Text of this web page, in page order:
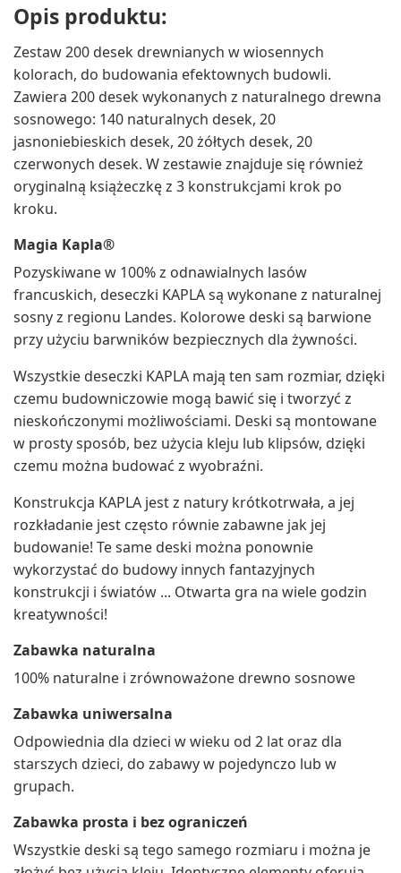
Opis produktu:
Zestaw 200 desek drewnianych w wiosennych
kolorach, do budowania efektownych budowli.
Zawiera 200 desek wykonanych z naturalnego drewna
sosnowego: 140 naturalnych desek, 20
jasnoniebieskich desek, 20 żółtych desek, 20
czerwonych desek. W zestawie znajduje się również
oryginalną książeczkę z 3 konstrukcjami krok po
kroku.
Magia Kapla®
Pozyskiwane w 100% z odnawialnych lasów
francuskich, deseczki KAPLA są wykonane z naturalnej
sosny z regionu Landes. Kolorowe deski są barwione
przy użyciu barwników bezpiecznych dla żywności.
Wszystkie deseczki KAPLA mają ten sam rozmiar, dzięki
czemu budowniczowie mogą bawić się i tworzyć z
nieskończonymi możliwościami. Deski są montowane
w prosty sposób, bez użycia kleju lub klipsów, dzięki
czemu można budować z wyobraźni.
Konstrukcja KAPLA jest z natury krótkotrwała, a jej
rozkładanie jest często równie zabawne jak jej
budowanie! Te same deski można ponownie
wykorzystać do budowy innych fantazyjnych
konstrukcji i światów ... Otwarta gra na wiele godzin
kreatywności!
Zabawka naturalna
100% naturalne i zrównoważone drewno sosnowe
Zabawka uniwersalna
Odpowiednia dla dzieci w wieku od 2 lat oraz dla
starszych dzieci, do zabawy w pojedynczo lub w
grupach.
Zabawka prosta i bez ograniczeń
Wszystkie deski są tego samego rozmiaru i można je